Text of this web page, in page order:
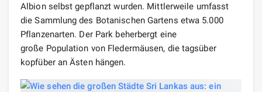
Albion selbst gepflanzt wurden. Mittlerweile umfasst
die Sammlung des Botanischen Gartens etwa 5.000
Pflanzenarten. Der Park beherbergt eine
große Population von Fledermäusen, die tagsüber
kopfüber an Ästen hängen.